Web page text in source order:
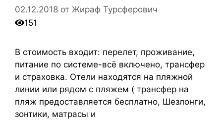
02.12.2018 от Жираф Турсферович
151
В стоимость входит: перелет, проживание,
питание по системе-всё включено, трансфер
и страховка. Отели находятся на пляжной
линии или рядом с пляжем ( трансфер на
пляж предоставляется бесплатно, Шезлонги,
зонтики, матрасы и